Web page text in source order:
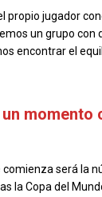
propio jugador
un grupo
encontrar el
momento
será la
la Copa del